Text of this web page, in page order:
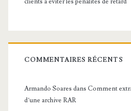
clients à éviter les pénalités de retard
COMMENTAIRES RÉCENTS
Armando Soares dans Comment
d’une archive RAR